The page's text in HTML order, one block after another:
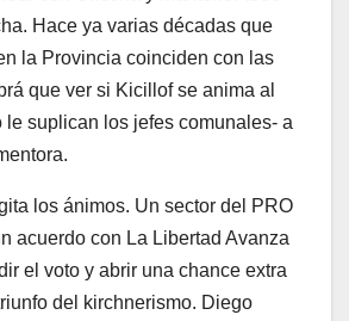
Hace ya varias décadas que
la Provincia coinciden con las
que ver si Kicillof se anima al
le suplican los jefes comunales- a
los ánimos. Un sector del PRO
acuerdo con La Libertad Avanza
el voto y abrir una chance extra
del kirchnerismo. Diego